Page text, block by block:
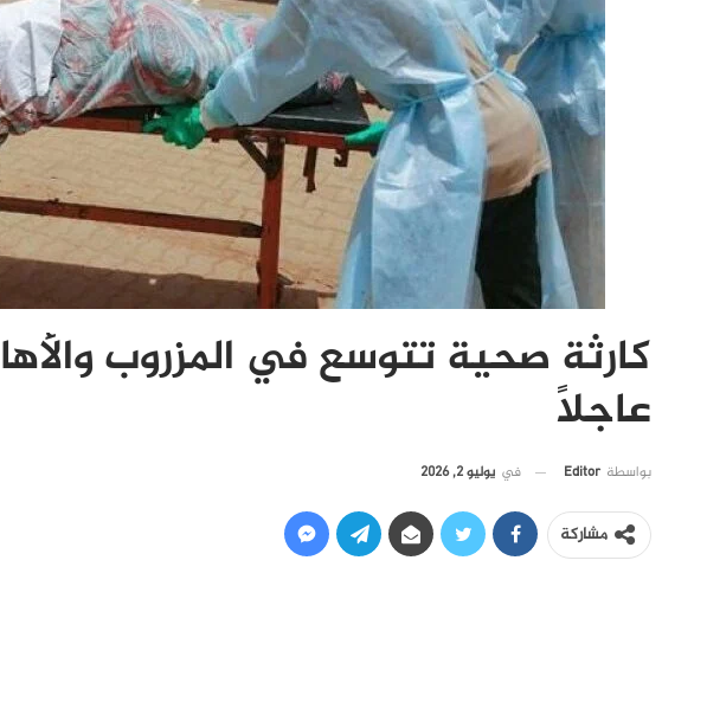
كارثة صحية تتوسع في المزروب
عاجلًا
بواسطة Editor في يوليو 2, 2026
مشاركة